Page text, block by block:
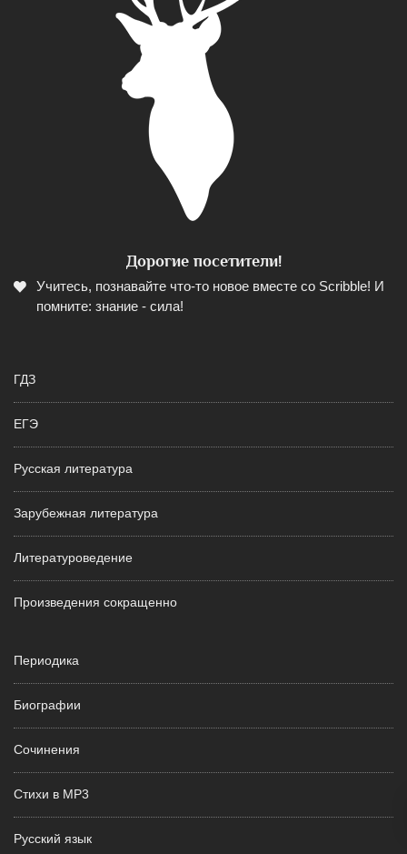
Дорогие посетители!
Учитесь, познавайте что-то новое вместе со Scribble! И
помните: знание - сила!
ГДЗ
ЕГЭ
Русская литература
Зарубежная литература
Литературоведение
Произведения сокращенно
Периодика
Биографии
Сочинения
Стихи в MP3
Русский язык